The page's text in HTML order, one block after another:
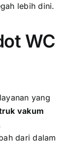
lebih dini.
WC
yang
vakum
dari dalam